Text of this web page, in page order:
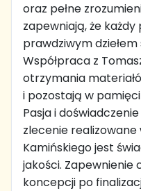
oraz pełne
zapewniają, że
prawdziwym
Współpraca z
otrzymania
i pozostają w
Pasja i
zlecenie realizowane
Kamińskiego jest
jakości. Zapewnienie
koncepcji po